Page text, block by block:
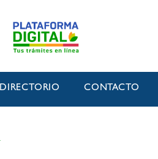
DIRECTORIO CONTACTO